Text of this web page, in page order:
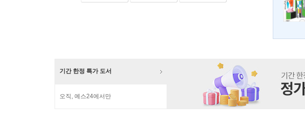
기간 한정 특가 도서
오직, 예스24에서만